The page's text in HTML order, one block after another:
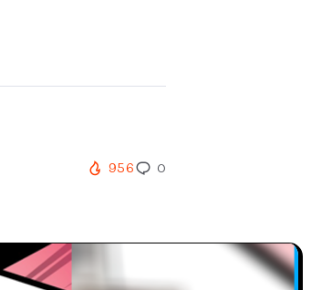
956 0